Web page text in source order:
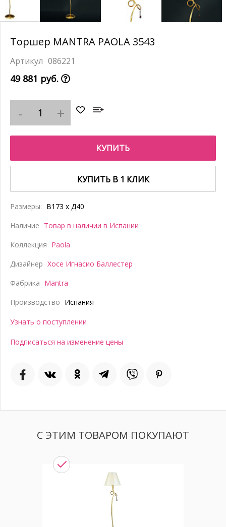
Торшер MANTRA PAOLA 3543
086221
49 881 руб.
КУПИТЬ
КУПИТЬ В 1 КЛИК
Размеры: В173 x Д40
Наличие Товар в наличии в Испании
Коллекция Paola
Дизайнер Хосе Игнасио Баллестер
Фабрика Mantra
Производство Испания
Узнать о поступлении
Подписаться на изменение цены
С ЭТИМ ТОВАРОМ ПОКУПАЮТ